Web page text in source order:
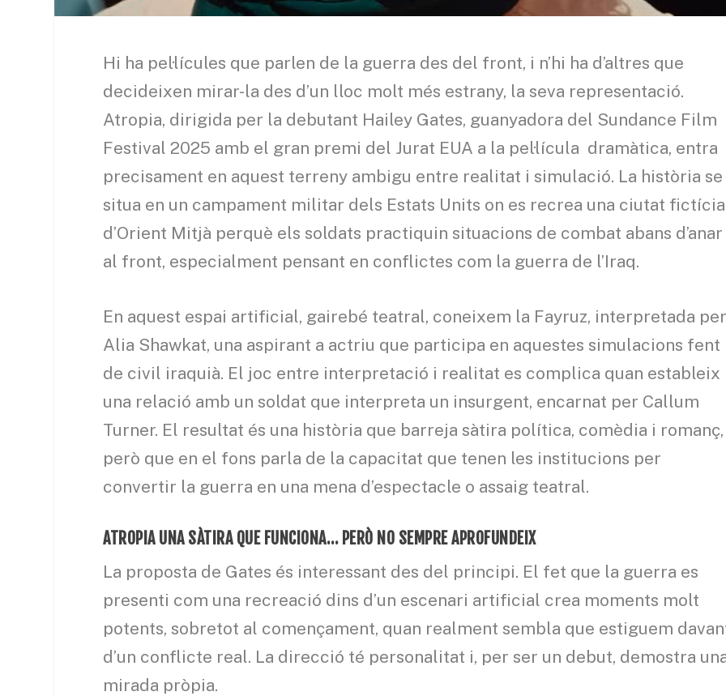
Hi ha pel·lícules que parlen de la guerra des del front, i n’hi ha d’altres que
decideixen mirar-la des d’un lloc molt més estrany, la seva representació.
Atropia, dirigida per la debutant Hailey Gates, guanyadora del Sundance Film
Festival 2025 amb el gran premi del Jurat EUA a la pel·lícula dramàtica, entra
precisament en aquest terreny ambigu entre realitat i simulació. La història se
situa en un campament militar dels Estats Units on es recrea una ciutat fictícia
d’Orient Mitjà perquè els soldats practiquin situacions de combat abans d’anar
al front, especialment pensant en conflictes com la guerra de l’Iraq.
En aquest espai artificial, gairebé teatral, coneixem la Fayruz, interpretada
Alia Shawkat, una aspirant a actriu que participa en aquestes simulacions fent
de civil iraquià. El joc entre interpretació i realitat es complica quan estableix
una relació amb un soldat que interpreta un insurgent, encarnat per Callum
Turner. El resultat és una història que barreja sàtira política, comèdia i romanç,
però que en el fons parla de la capacitat que tenen les institucions per
convertir la guerra en una mena d’espectacle o assaig teatral.
ATROPIA UNA SÀTIRA QUE FUNCIONA… PERÒ NO SEMPRE APROFUNDEIX
La proposta de Gates és interessant des del principi. El fet que la guerra es
presenti com una recreació dins d’un escenari artificial crea moments molt
potents, sobretot al començament, quan realment sembla que estiguem
d’un conflicte real. La direcció té personalitat i, per ser un debut, demostra
mirada pròpia.